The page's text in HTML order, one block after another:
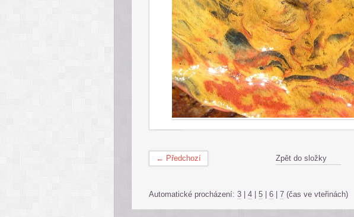
← Předchozí Zpět do složky
Automatické procházení: 3 4 5 6 7 (čas ve vteřinách)